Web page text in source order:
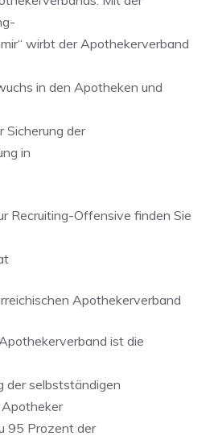
wirbt der Apothekerverband
in den Apotheken und
Sicherung der
in
Recruiting-Offensive finden Sie
Apothekerverband
ist die
der selbstständigen
95 Prozent der